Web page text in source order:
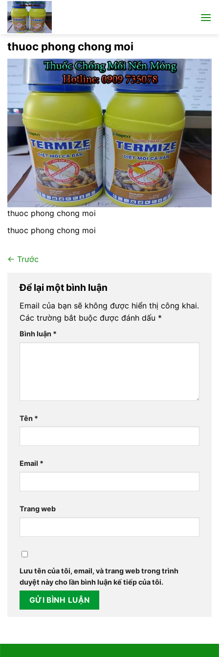
Bỏ
qua
nội
dung
thuoc phong chong moi
thuoc phong chong moi
thuoc phong chong moi
← Trước
Để lại một bình luận
Email của bạn sẽ không được hiển thị công khai.
Các trường bắt buộc được đánh dấu *
Bình luận *
Tên *
Email *
Trang web
Lưu tên của tôi, email, và trang web trong trình
duyệt này cho lần bình luận kế tiếp của tôi.